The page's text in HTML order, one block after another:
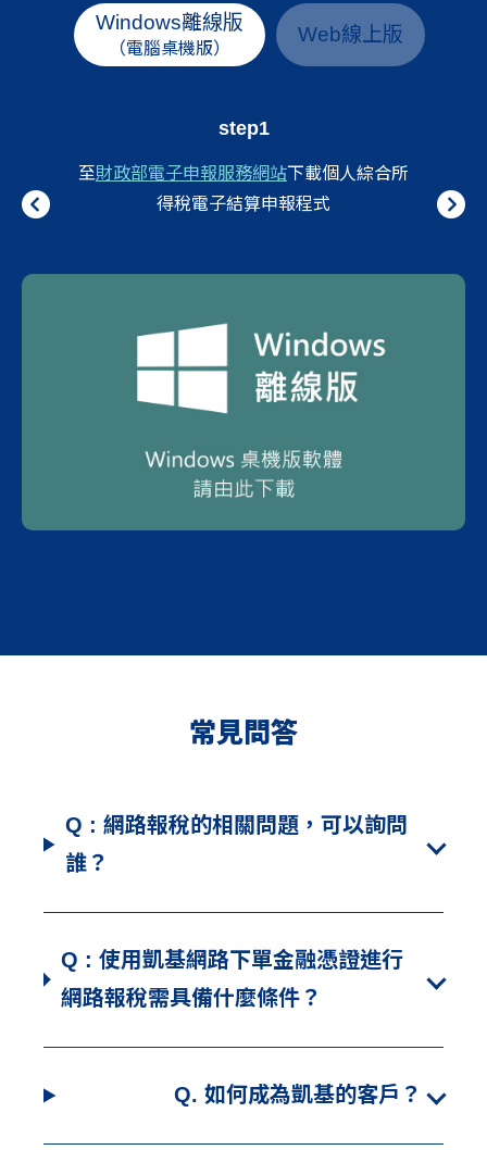
Windows離線版
（電腦桌機版）
Web線上版
step1
至財政部電子申報服務網站下載個人綜合所
得稅電子結算申報程式
常見問答
Q : 網路報稅的相關問題，可以詢問
誰？
Q : 使用凱基網路下單金融憑證進行
網路報稅需具備什麼條件？
Q. 如何成為凱基的客戶？